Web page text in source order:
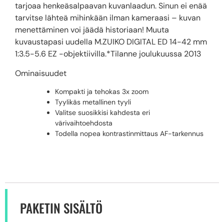
tarjoaa henkeäsalpaavan kuvanlaadun. Sinun ei enää
tarvitse lähteä mihinkään ilman kameraasi – kuvan
menettäminen voi jäädä historiaan! Muuta
kuvaustapasi uudella M.ZUIKO DIGITAL ED 14-42 mm
1:3.5-5.6 EZ -objektiivilla.*Tilanne joulukuussa 2013
Ominaisuudet
Kompakti ja tehokas 3x zoom
Tyylikäs metallinen tyyli
Valitse suosikkisi kahdesta eri
värivaihtoehdosta
Todella nopea kontrastinmittaus AF-tarkennus
PAKETIN SISÄLTÖ